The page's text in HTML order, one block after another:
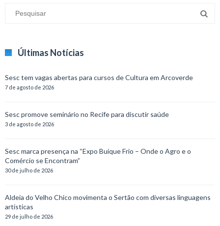
Últimas Notícias
Sesc tem vagas abertas para cursos de Cultura em Arcoverde
7 de agosto de 2026
Sesc promove seminário no Recife para discutir saúde
3 de agosto de 2026
Sesc marca presença na “Expo Buíque Frio – Onde o Agro e o
Comércio se Encontram”
30 de julho de 2026
Aldeia do Velho Chico movimenta o Sertão com diversas linguagens
artísticas
29 de julho de 2026